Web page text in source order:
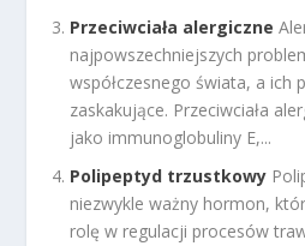
Przeciwciała alergiczne
najpowszechniejszych
współczesnego świata, a ich
zaskakujące. Przeciwciała
jako immunoglobuliny E,...
Polipeptyd trzustkowy
niezwykle ważny hormon,
rolę w regulacji procesów